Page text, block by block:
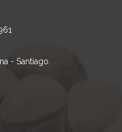
- Santiago.